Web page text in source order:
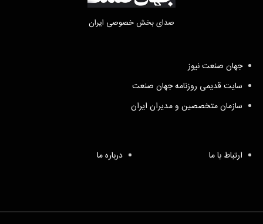
صدای بخش خصوصی ایران
جهان صنعت نیوز
سایت قدیمی روزنامه جهان صنعت
سازمان متخصصین و مدیران ایران
ارتباط با ما درباره ما